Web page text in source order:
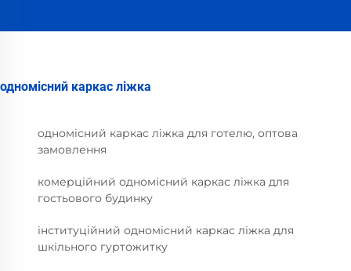
одномісний каркас ліжка
одномісний каркас ліжка для готелю, оптова
замовлення
комерційний одномісний каркас ліжка для
гостьового будинку
інституційний одномісний каркас ліжка для
шкільного гуртожитку